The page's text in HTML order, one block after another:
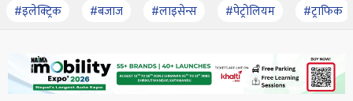
#इलेक्ट्रिक #बजाज #लाइसेन्स #पेट्रोलियम #ट्राफिक